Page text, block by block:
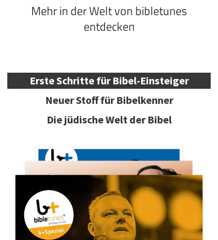
Mehr in der Welt von bibletunes
entdecken
Erste Schritte für Bibel-Einsteiger
Neuer Stoff für Bibelkenner
Die jüdische Welt der Bibel